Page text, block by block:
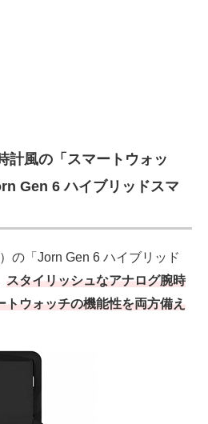
計風の「スマートウォッ
Gen 6 ハイブリッドスマ
の「Jorn Gen 6 ハイブリッド
スタイリッシュなアナログ腕時
トウォッチの機能性を両方備え